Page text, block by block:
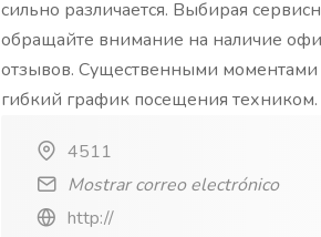
сильно различается. Выбирая
обращайте внимание на наличие
отзывов. Существенными моментами
гибкий график посещения техником.
4511
Mostrar correo electrónico
http://